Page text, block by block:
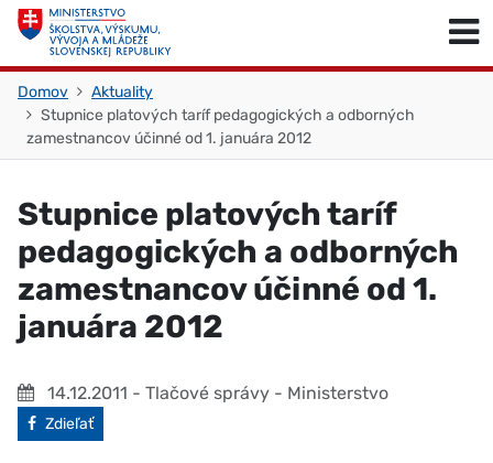
Skočiť na obsah
Domov
Aktuality
Stupnice platových taríf pedagogických a odborných
zamestnancov účinné od 1. januára 2012
Stupnice platových taríf
pedagogických a odborných
zamestnancov účinné od 1.
januára 2012
14.12.2011 - Tlačové správy - Ministerstvo
Facebook
Zdieľať
Skočiť na začiatok stránky